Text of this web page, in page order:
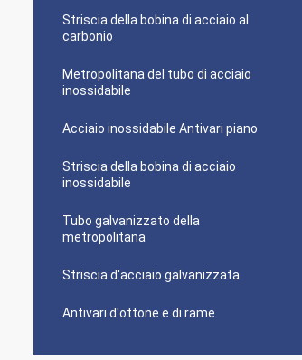
Striscia della bobina di acciaio al
carbonio
Metropolitana del tubo di acciaio
inossidabile
Acciaio inossidabile Antivari piano
Striscia della bobina di acciaio
inossidabile
Tubo galvanizzato della
metropolitana
Striscia d'acciaio galvanizzata
Antivari d'ottone e di rame